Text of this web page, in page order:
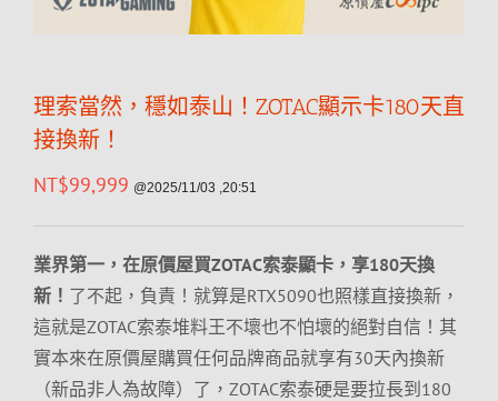
理索當然，穩如泰山！ZOTAC顯示卡180天直
接換新！
NT$99,999 @2025/11/03 ,20:51
業界第一，在原價屋買ZOTAC索泰顯卡，享180天換
新！ 了不起，負責！就算是RTX5090也照樣直接換新，
這就是ZOTAC索泰堆料王不壞也不怕壞的絕對自信！其
實本來在原價屋購買任何品牌商品就享有30天內換新
（新品非人為故障）了，ZOTAC索泰硬是要拉長到180